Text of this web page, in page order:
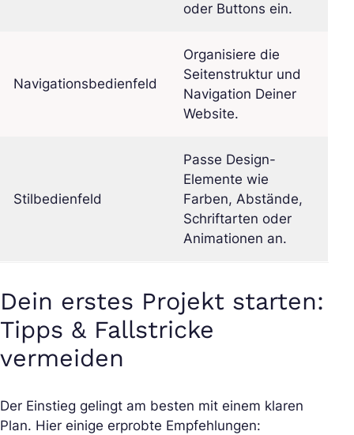
oder Buttons ein.
Navigationsbedienfeld
Organisiere die
Seitenstruktur und
Navigation Deiner
Website.
Stilbedienfeld
Passe Design-
Elemente wie
Farben, Abstände,
Schriftarten oder
Animationen an.
Dein erstes Projekt starten:
Tipps & Fallstricke
vermeiden
Der Einstieg gelingt am besten mit einem klaren
Plan. Hier einige erprobte Empfehlungen: